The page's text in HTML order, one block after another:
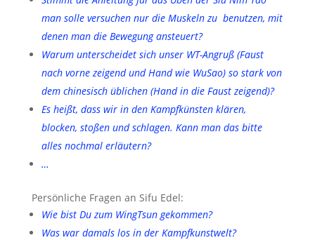
man solle versuchen nur die Muskeln zu benutzen, mit
denen man die Bewegung ansteuert?
Warum unterscheidet sich unser WT-Angruß (Faust
nach vorne zeigend und Hand wie WuSao) so stark von
dem chinesisch üblichen (Hand in die Faust zeigend)?
Es heißt, dass wir in den Kampfkünsten klären,
blocken, stoßen und schlagen. Kann man das bitte
alles nochmal erläutern?
…
Persönliche Fragen an Sifu Edel:
Wie bist Du zum WingTsun gekommen?
Was war damals los in der Kampfkunstwelt?